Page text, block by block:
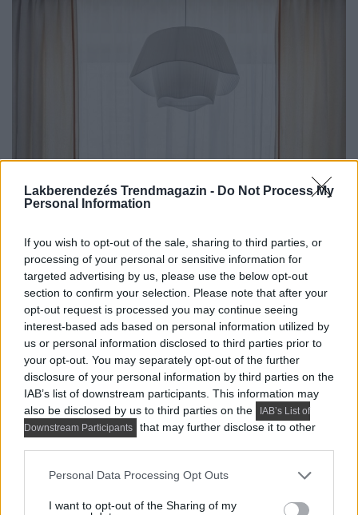
Lakberendezés Trendmagazin - Do Not Process My
Personal Information
If you wish to opt-out of the sale, sharing to third parties, or
processing of your personal or sensitive information for
targeted advertising by us, please use the below opt-out
section to confirm your selection. Please note that after your
opt-out request is processed you may continue seeing
interest-based ads based on personal information utilized by
us or personal information disclosed to third parties prior to
your opt-out. You may separately opt-out of the further
disclosure of your personal information by third parties on the
IAB’s list of downstream participants. This information may
also be disclosed by us to third parties on the
IAB’s List of
Downstream Participants
that may further disclose it to other
Please note that this website/app uses one or more Google
not limited to your visit or usage behaviour. You may click to
Personal Data Processing Opt Outs
I want to opt-out of the Sharing of my
Minden helyiségben mosható festéket használtak a
festett falak nemcsak szépek, hanem praktikusak is. A
szennyeződések könnyen eltávolíthatók egy nedves